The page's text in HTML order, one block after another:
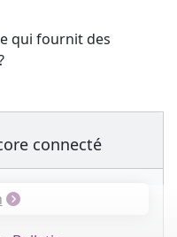
qui fournit des
connecté